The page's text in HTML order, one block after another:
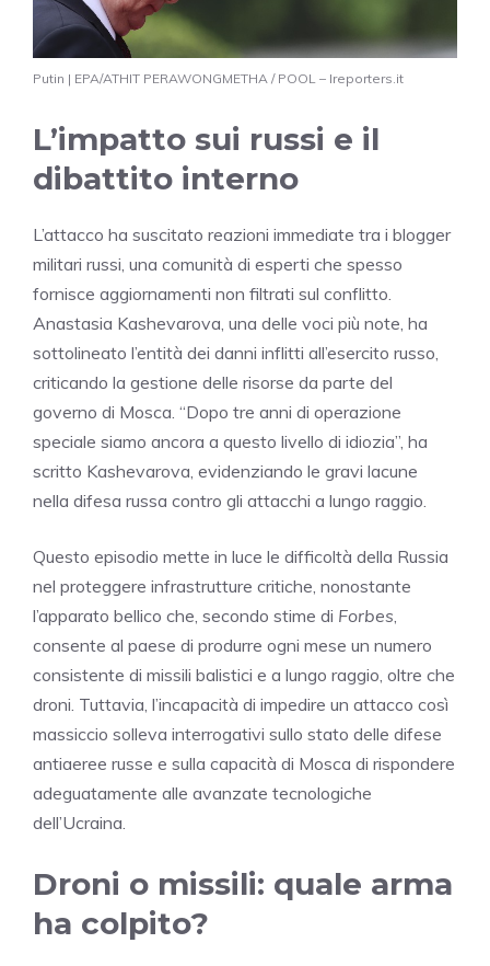
Putin | EPA/ATHIT PERAWONGMETHA / POOL – Ireporters.it
L’impatto sui russi e il
dibattito interno
L’attacco ha suscitato reazioni immediate tra i blogger
militari russi, una comunità di esperti che spesso
fornisce aggiornamenti non filtrati sul conflitto.
Anastasia Kashevarova, una delle voci più note, ha
sottolineato l’entità dei danni inflitti all’esercito russo,
criticando la gestione delle risorse da parte del
governo di Mosca. “Dopo tre anni di operazione
speciale siamo ancora a questo livello di idiozia”, ha
scritto Kashevarova, evidenziando le gravi lacune
nella difesa russa contro gli attacchi a lungo raggio.
Questo episodio mette in luce le difficoltà della Russia
nel proteggere infrastrutture critiche, nonostante
l’apparato bellico che, secondo stime di Forbes
consente al paese di produrre ogni mese un numero
consistente di missili balistici e a lungo raggio, oltre che
droni. Tuttavia, l’incapacità di impedire un attacco così
massiccio solleva interrogativi sullo stato delle difese
antiaeree russe e sulla capacità di Mosca di rispondere
adeguatamente alle avanzate tecnologiche
dell’Ucraina.
Droni o missili: quale arma
ha colpito?